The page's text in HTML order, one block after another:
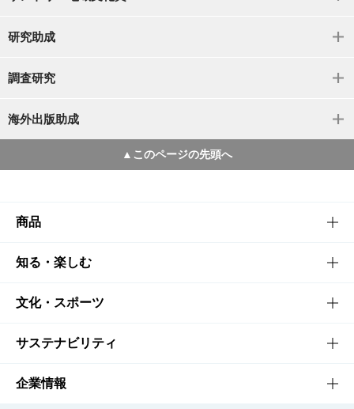
研究助成
調査研究
海外出版助成
▲このページの先頭へ
商品
商品TOP
商品一覧
商品発売情報
栄養成分一覧
知る・楽しむ
知る・楽しむTOP
キャンペーン
工場見学
文化・スポーツ
文化・スポーツTOP
サントリーホール
サステナビリティ
サステナビリティTOP
企業情報